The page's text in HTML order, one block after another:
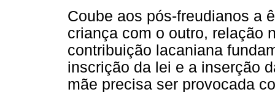
Coube aos pós-freudianos a
criança com o outro, relação
contribuição lacaniana
inscrição da lei e a inserção
mãe precisa ser provocada